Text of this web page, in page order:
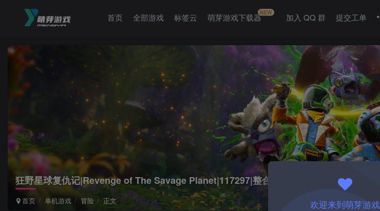
首页 全部游戏 标签云 萌芽游戏下载器NEW 加入 QQ 群 提交工单
狂野星球复仇记|Revenge of The Savage Planet|117297|整合全DLC
首页 单机游戏 冒险 正文 欢迎来到萌芽游戏